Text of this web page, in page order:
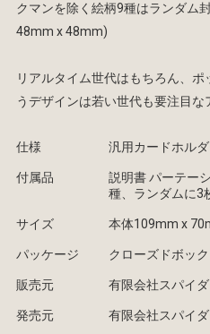
クマンを除く絵柄9種はランダム
48mm x 48mm)
リアルタイム世代はもちろん、
うデザインは若い世代も要注目な
仕様 汎用カードホル
付属品
説明書 パーテー
種、ランダムに3
サイズ 本体109mm x
パッケージ クローズドボック
販売元 有限会社スパイ
発売元 有限会社スパイ